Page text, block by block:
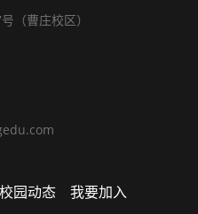
（曹庄校区）
校园动态 我要加入